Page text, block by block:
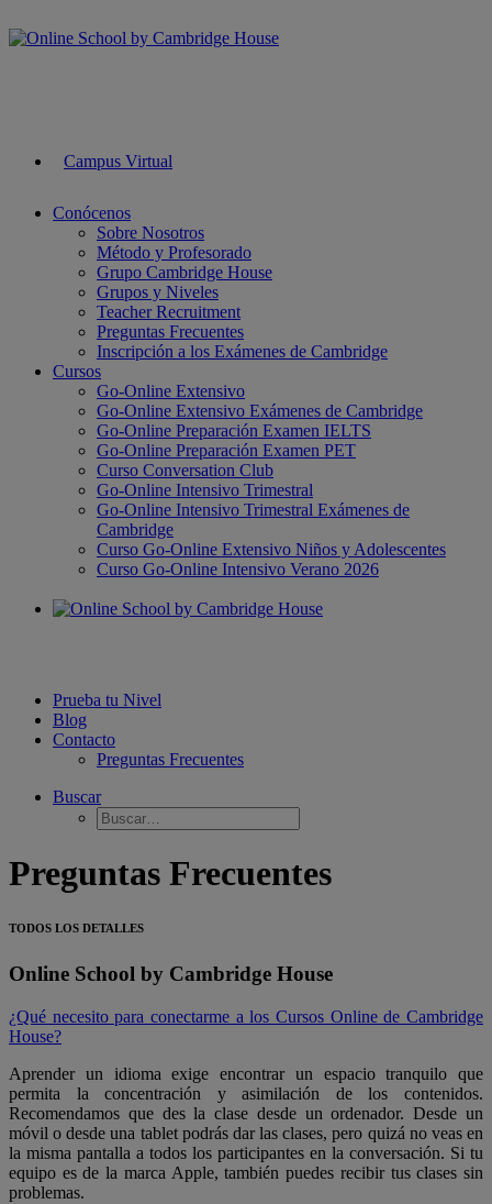
Campus Virtual
Conócenos
Sobre Nosotros
Método y Profesorado
Grupo Cambridge House
Grupos y Niveles
Teacher Recruitment
Preguntas Frecuentes
Inscripción a los Exámenes de Cambridge
Cursos
Go-Online Extensivo
Go-Online Extensivo Exámenes de Cambridge
Go-Online Preparación Examen IELTS
Go-Online Preparación Examen PET
Curso Conversation Club
Go-Online Intensivo Trimestral
Go-Online Intensivo Trimestral Exámenes de
Cambridge
Curso Go-Online Extensivo Niños y Adolescentes
Curso Go-Online Intensivo Verano 2026
Prueba tu Nivel
Blog
Contacto
Preguntas Frecuentes
Buscar
Preguntas Frecuentes
TODOS LOS DETALLES
Online School by Cambridge House
¿Qué necesito para conectarme a los Cursos Online de Cambridge
House?
Aprender un idioma exige encontrar un espacio tranquilo que
permita la concentración y asimilación de los contenidos.
Recomendamos que des la clase desde un ordenador. Desde un
móvil o desde una tablet podrás dar las clases, pero quizá no veas en
la misma pantalla a todos los participantes en la conversación. Si tu
equipo es de la marca Apple, también puedes recibir tus clases sin
problemas.